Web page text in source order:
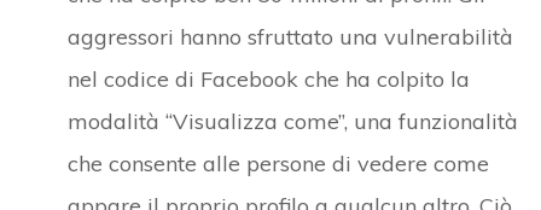
aggressori hanno sfruttato una vulnerabilità
nel codice di Facebook che ha colpito la
modalità “Visualizza come”, una funzionalità
che consente alle persone di vedere come